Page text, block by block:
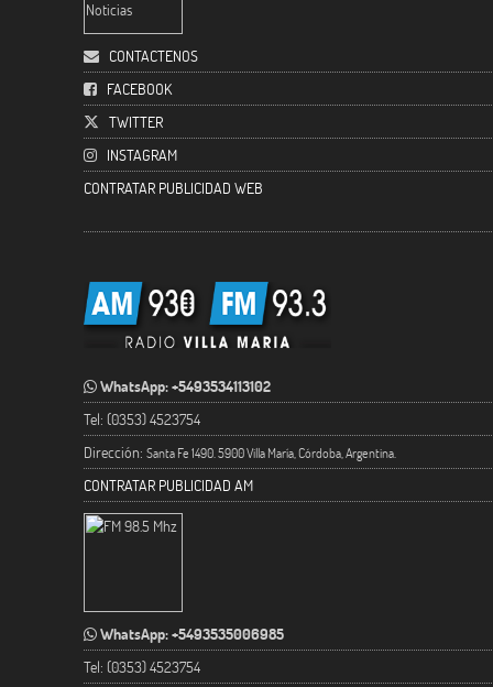
CONTACTENOS
FACEBOOK
TWITTER
INSTAGRAM
CONTRATAR PUBLICIDAD WEB
WhatsApp: +5493534113102
Tel: (0353) 4523754
Dirección: Santa Fe 1490. 5900 Villa María, Córdoba, Argentina.
CONTRATAR PUBLICIDAD AM
WhatsApp: +5493535006985
Tel: (0353) 4523754